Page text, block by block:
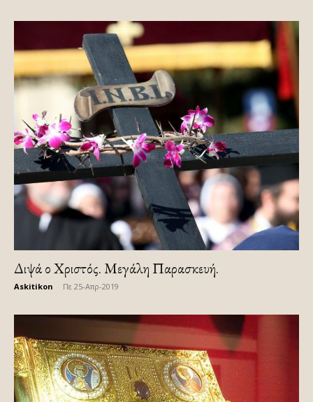
Διψά ο Χριστός. Μεγάλη Παρασκευή.
Askitikon Πε 25-Απρ-2019